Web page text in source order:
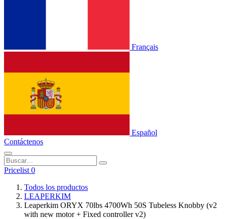
Français
Español
Contáctenos
Pricelist 0
Todos los productos
LEAPERKIM
Leaperkim ORYX 70lbs 4700Wh 50S Tubeless Knobby (v2
with new motor + Fixed controller v2)